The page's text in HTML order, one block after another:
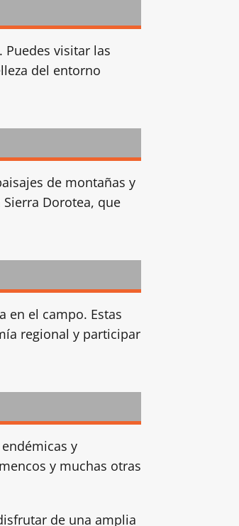
Puedes visitar las
del entorno
de montañas y
Dorotea, que
en el campo. Estas
regional y participar
y
y muchas otras
de una amplia